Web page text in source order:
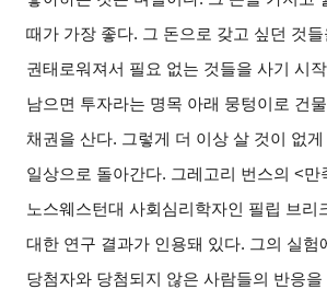
때가 가장 좋다. 그 돈으로 갖고 싶던 것
권태로워져서 필요 없는 것들을 사기 시
남으면 투자라는 명목 아래 뭉텅이로 건
채권을 산다. 그렇게 더 이상 살 것이 없게
일상으로 돌아간다. 그레고리 번스의 <만
노스웨스턴대 사회심리학자인 필립 브리
대한 연구 결과가 인용돼 있다. 그의 실험
당첨자와 당첨되지 않은 사람들의 반응을